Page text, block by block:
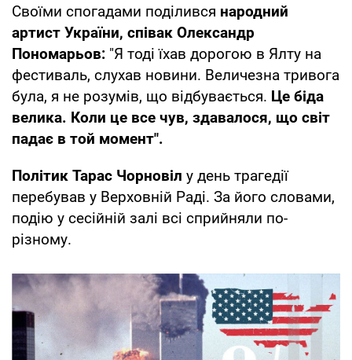
Своїми спогадами поділився народний
артист України, співак Олександр
Пономарьов: "Я тоді їхав дорогою в Ялту на
фестиваль, слухав новини. Величезна тривога
була, я не розумів, що відбувається. Це біда
велика. Коли це все чув, здавалося, що світ
падає в той момент".
Політик Тарас Чорновіл у день трагедії
перебував у Верховній Раді. За його словами,
подію у сесійній залі всі сприйняли по-
різному.